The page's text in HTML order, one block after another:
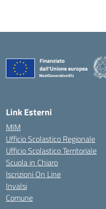
Link Esterni
MIM
Ufficio Scolastico Regionale
Ufficio Scolastico Territoriale
Scuola in Chiaro
Iscrizioni On Line
Invalsi
Comune